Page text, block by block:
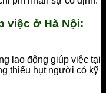
việc ở Hà Nội:
lao động giúp việc tại
thiếu hụt người có kỹ